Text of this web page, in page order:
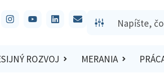
ROZVOJ MERANIA